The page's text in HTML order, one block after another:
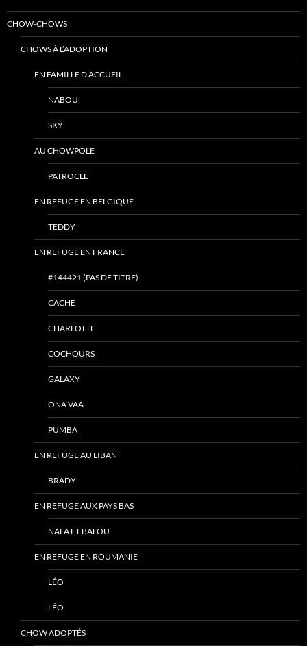
CHOW-CHOWS
CHOWS À L’ADOPTION
EN FAMILLE D’ACCUEIL
NABOU
SKY
AU CHOWPOLE
PATROCLE
EN REFUGE EN BELGIQUE
TEDDY
EN REFUGE EN FRANCE
#144421 (PAS DE TITRE)
CACHE
CHARLOTTE
COCHOURS
GALAXY
ONA VAA
PUMBA
EN REFUGE AU LIBAN
BRADY
EN REFUGE AUX PAYS BAS
NALA ET BALOU
EN REFUGE EN ROUMANIE
LÉO
LÉO
CHOW ADOPTÉS